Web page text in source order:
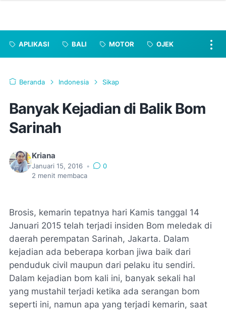
APLIKASI BALI MOTOR OJEK
Beranda Indonesia Sikap
Banyak Kejadian di Balik Bom
Sarinah
Kriana
Januari 15, 2016 •
0
2 menit membaca
Brosis, kemarin tepatnya hari Kamis tanggal 14
Januari 2015 telah terjadi insiden Bom meledak di
daerah perempatan Sarinah, Jakarta. Dalam
kejadian ada beberapa korban jiwa baik dari
penduduk civil maupun dari pelaku itu sendiri.
Dalam kejadian bom kali ini, banyak sekali hal
yang mustahil terjadi ketika ada serangan bom
seperti ini, namun apa yang terjadi kemarin, saat